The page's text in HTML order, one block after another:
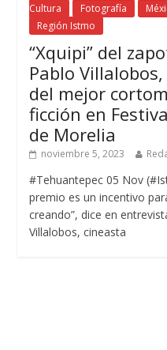
Cultura
Fotografía
Región Istmo
“Xquipi” del
Pablo
del mejor
ficción en
de Morelia
noviembre 5, 2023
#Tehuantepec 05 Nov
premio es un incentivo
creando”, dice en
Villalobos, cineasta